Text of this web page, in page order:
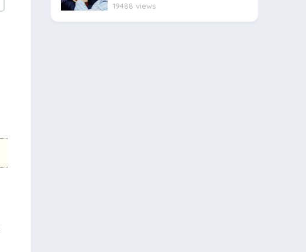
19488 views